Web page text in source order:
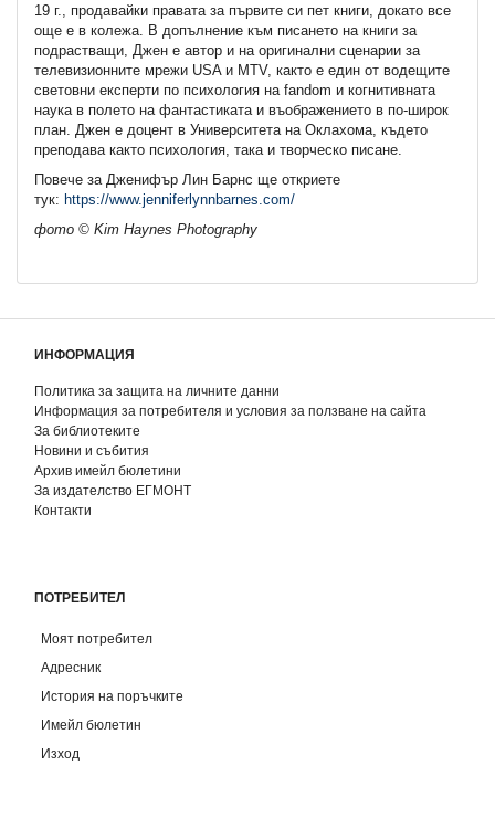
19 г., продавайки правата за първите си пет книги, докато все
още е в колежа. В допълнение към писането на книги за
подрастващи, Джен е автор и на оригинални сценарии за
телевизионните мрежи USA и MTV, както е един от водещите
световни експерти по психология на fandom и когнитивната
наука в полето на фантастиката и въображението в по-широк
план. Джен е доцент в Университета на Оклахома, където
преподава както психология, така и творческо писане.
Повече за Дженифър Лин Барнс ще откриете
тук: https://www.jenniferlynnbarnes.com/
фото © Kim Haynes Photography
ИНФОРМАЦИЯ
Политика за защита на личните данни
Информация за потребителя и условия за ползване на сайта
За библиотеките
Новини и събития
Архив имейл бюлетини
За издателство ЕГМОНТ
Контакти
ПОТРЕБИТЕЛ
Моят потребител
Адресник
История на поръчките
Имейл бюлетин
Изход